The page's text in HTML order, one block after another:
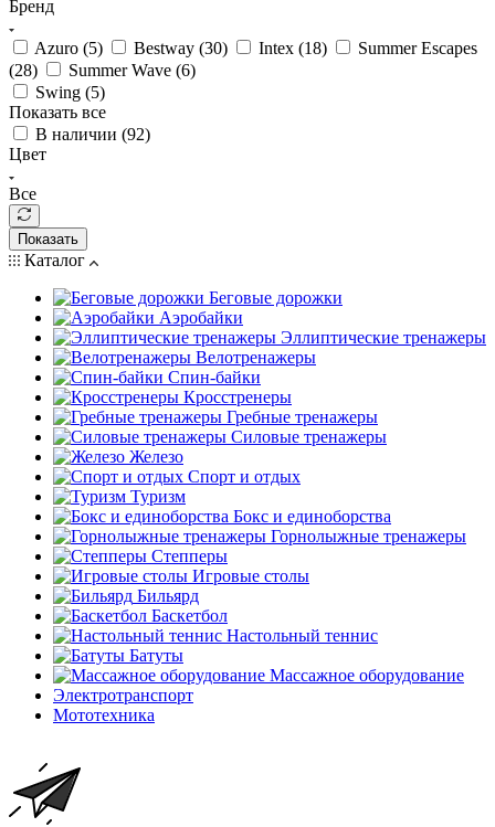
Бренд
Azuro (5) Bestway (30) Intex (18)
Summer Escapes
(28) Summer Wave (6)
Swing (5)
Показать все
В наличии (92)
Цвет
Все
Показать
Каталог
Беговые дорожки
Аэробайки
Эллиптические тренажеры
Велотренажеры
Спин-байки
Кросстренеры
Гребные тренажеры
Силовые тренажеры
Железо
Спорт и отдых
Туризм
Бокс и единоборства
Горнолыжные тренажеры
Степперы
Игровые столы
Бильярд
Баскетбол
Настольный теннис
Батуты
Массажное оборудование
Электротранспорт
Мототехника